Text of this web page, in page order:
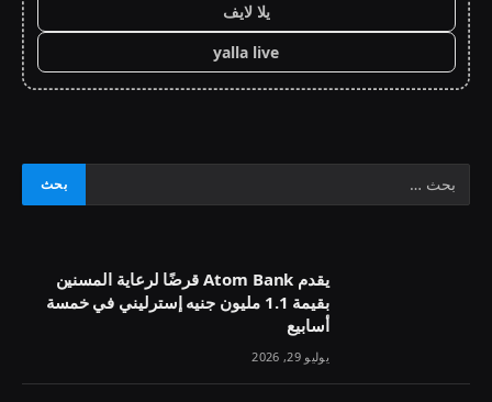
يلا لايف
yalla live
يقدم Atom Bank قرضًا لرعاية المسنين
بقيمة 1.1 مليون جنيه إسترليني في خمسة
أسابيع
يوليو 29, 2026